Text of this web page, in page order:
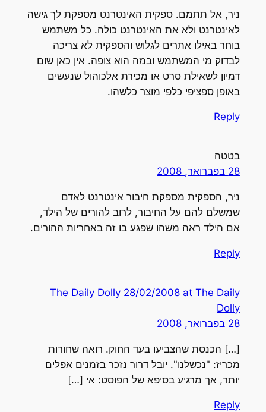
ניר, אל תתמם. ספקית האינטרנט מספקת לך גישה
לאינטרנט ולא את האינטרנט כולה. כל משתמש
בוחר באילו אתרים לגלוש והספקית לא צריכה
לבדוק מי המשתמש ובמה הוא צופה. אין כאן שום
דמיון לשאילת סרט או מכירת אלכוהול שנעשים
באופן ספציפי כלפי מוצר כלשהו.
Reply
בטטה
28 בפברואר, 2008
ניר, הספקית מספקת חיבור אינטרנט לאדם
שמשלם להם על החיבור, לרוב להורים של הילד,
אם הילד ראה משהו שפגע בו זה באחריות ההורים.
Reply
The Daily Dolly 28/02/2008 at The Daily
Dolly
28 בפברואר, 2008
[…] הכנסת שהצביעו בעד החוק. רואה שחורות
מכריז: "נכשלנו". יובל דרור נזכר בזמנים אפלים
יותר, אך מרגיע בסיפא של הפוסט: אי […]
Reply